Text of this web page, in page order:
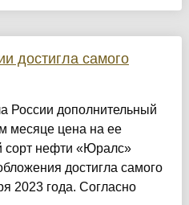
достигла самого
России дополнительный
месяце цена на ее
сорт нефти «Юралс»
достигла самого
2023 года. Согласно